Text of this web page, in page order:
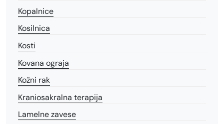
Kopalnice
Kosilnica
Kosti
Kovana ograja
Kožni rak
Kraniosakralna terapija
Lamelne zavese